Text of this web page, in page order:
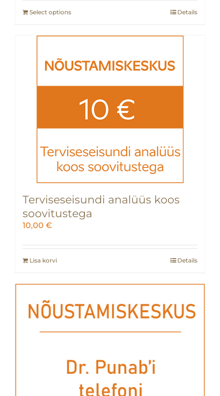
Select options Details
Terviseseisundi analüüs koos
soovitustega
10,00 €
Lisa korvi Details